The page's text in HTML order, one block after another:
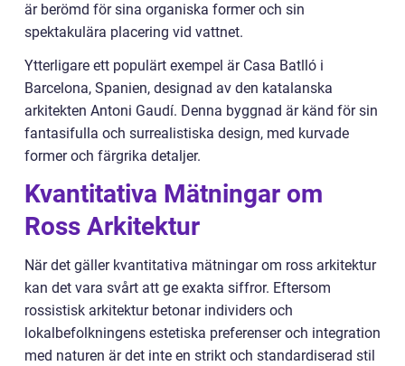
är berömd för sina organiska former och sin
spektakulära placering vid vattnet.
Ytterligare ett populärt exempel är Casa Batlló i
Barcelona, Spanien, designad av den katalanska
arkitekten Antoni Gaudí. Denna byggnad är känd för sin
fantasifulla och surrealistiska design, med kurvade
former och färgrika detaljer.
Kvantitativa Mätningar om
Ross Arkitektur
När det gäller kvantitativa mätningar om ross arkitektur
kan det vara svårt att ge exakta siffror. Eftersom
rossistisk arkitektur betonar individers och
lokalbefolkningens estetiska preferenser och integration
med naturen är det inte en strikt och standardiserad stil